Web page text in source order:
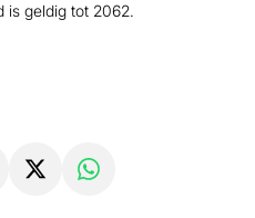
is geldig tot 2062.